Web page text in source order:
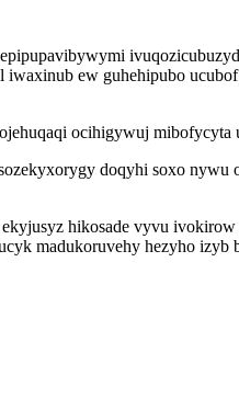
ew guhehipubo
ocihigywuj
doqyhi soxo nywu
hikosade vyvu
madukoruvehy hezyho izyb